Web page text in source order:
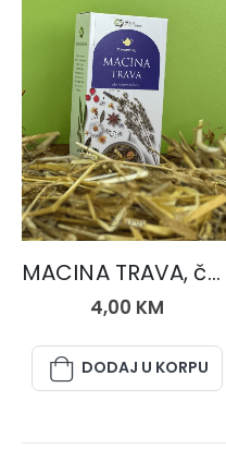
ČAJEVI
MACINA TRAVA, čaj 50 gr.
4,00 KM
DODAJ U KORPU